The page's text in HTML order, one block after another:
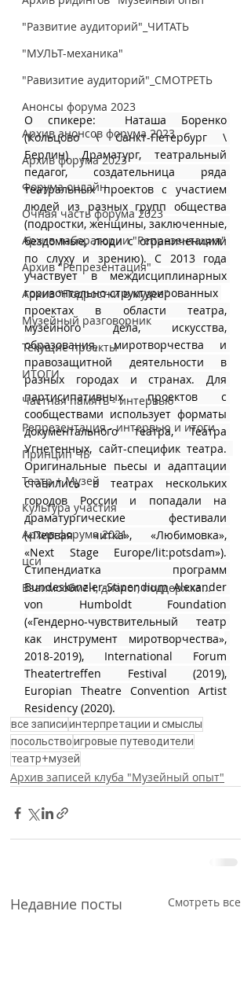
"Развитие аудиторий"_ЧИТАТЬ
"МУЛЬТ-механика"
"Равизитие аудиторий"_СМОТРЕТЬ
Анонсы форума 2023
Архив анонсов форума 2023
Архив форума 2023
Форума онлайн
Очная часть форума 2023
Архив лаборатории "Репрезентация"
Архив "Репрезентация"
Архив "Подростки в музее"
Музейный разговорник
Текущие проекты
ИТОГИ
Частная память - интервью
Репрезентация - интервью и итоги
Принцип ЧБ
Театр + Музей
Культура участия
Архив форума 2021
цси
Взаимообмен, диалог, поддержка...
О спикере:  Наташа Боренко
(Кольцово \ Санкт-Петербург \
Берлин) Драматург, театральный
педагог, создательница ряда
театральных проектов с участием
людей из разных групп общества
(подростки, женщины, заключенные,
бездомные, люди с ограничениями
по слуху и зрению). С 2013 года
участвует в междисциплинарных
горизонтально-структурированных
проектах в области театра,
музейного дела, искусства,
образования, миротворчества и
правозащитной деятельности в
разных городах и странах. Для
партисипативных проектов с
сообществами использует форматы
документального театра, Театра
Угнетенных, сайт-специфик театра.
Оригинальные пьесы и адаптации
ставились в театрах нескольких
городов России и попадали на
драматургические фестивали
(«Первая читка», «Любимовка»,
«Next Stage Europe/lit:potsdam»).
Стипендиатка программ
Bundeskanzler-Stipendium Alexander
von Humboldt Foundation
(«Гендерно-чувствительный театр
как инструмент миротворчества»,
2018-2019), International Forum
Theatertreffen Festival (2019),
Europian Theatre Convention Artist
Residency (2020).
все записиинтерпретации и смыслы
посольствоигровые путеводители
театр+музей
Архив записей клуба "Музейный опыт"
Недавние посты Смотреть все